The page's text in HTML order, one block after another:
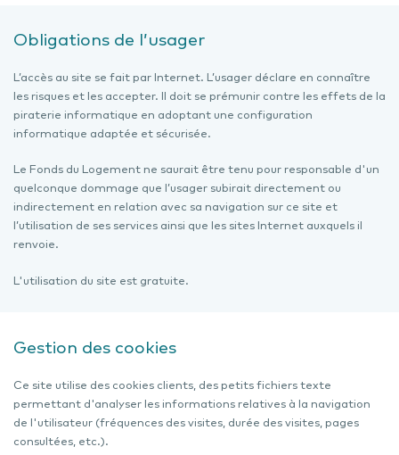
Obligations de l’usager
L’accès au site se fait par Internet. L’usager déclare en connaître
les risques et les accepter. Il doit se prémunir contre les effets de la
piraterie informatique en adoptant une configuration
informatique adaptée et sécurisée.
Le Fonds du Logement ne saurait être tenu pour responsable d'un
quelconque dommage que l’usager subirait directement ou
indirectement en relation avec sa navigation sur ce site et
l’utilisation de ses services ainsi que les sites Internet auxquels il
renvoie.
L'utilisation du site est gratuite.
Gestion des cookies
Ce site utilise des cookies clients, des petits fichiers texte
permettant d'analyser les informations relatives à la navigation
de l'utilisateur (fréquences des visites, durée des visites, pages
consultées, etc.).